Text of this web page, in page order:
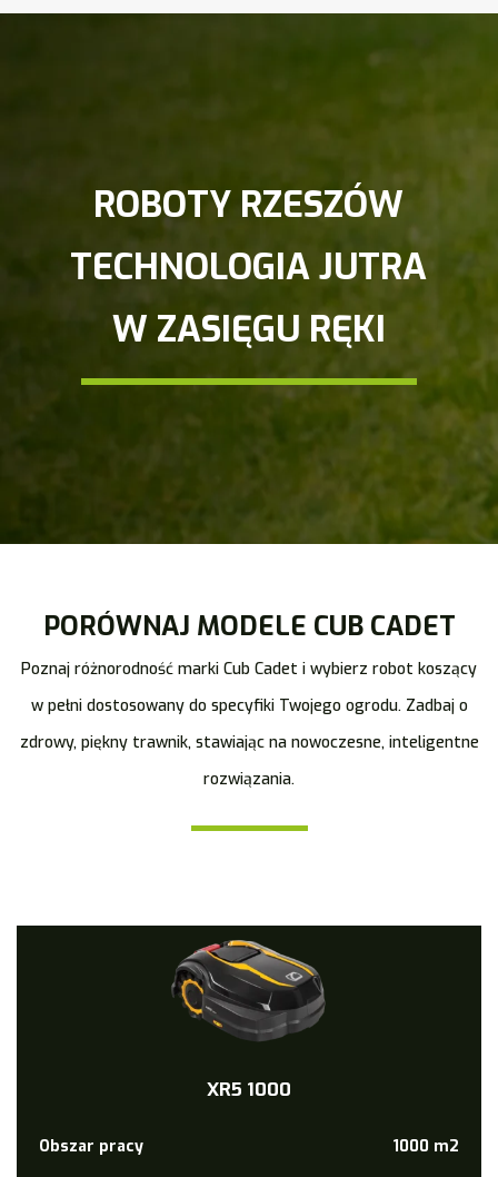
ROBOTY RZESZÓW
TECHNOLOGIA JUTRA
W ZASIĘGU RĘKI
PORÓWNAJ MODELE CUB CADET
Poznaj różnorodność marki Cub Cadet i wybierz robot koszący
w pełni dostosowany do specyfiki Twojego ogrodu. Zadbaj o
zdrowy, piękny trawnik, stawiając na nowoczesne, inteligentne
rozwiązania.
XR5 1000
Obszar pracy
1000 m2